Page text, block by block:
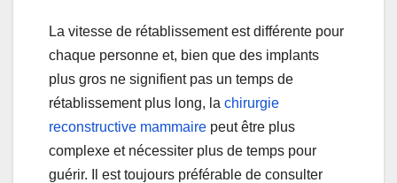
La vitesse de rétablissement est différente pour
chaque personne et, bien que des implants
plus gros ne signifient pas un temps de
rétablissement plus long, la chirurgie
reconstructive mammaire peut être plus
complexe et nécessiter plus de temps pour
guérir. Il est toujours préférable de consulter